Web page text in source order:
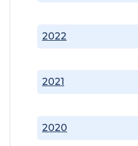
2020
2021
2022